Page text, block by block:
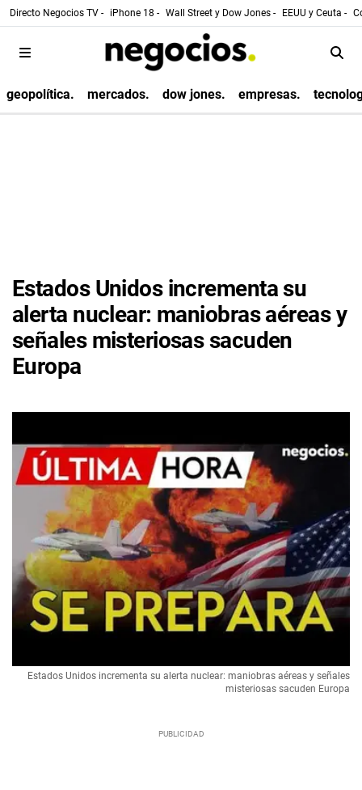
Directo Negocios TV - iPhone 18 - Wall Street y Dow Jones - EEUU y Ceuta -
geopolítica. mercados. dow jones. empresas.
Estados Unidos incrementa su
alerta nuclear: maniobras aéreas y
señales misteriosas sacuden
Europa
Estados Unidos incrementa su alerta nuclear: maniobras aéreas y señales
misteriosas sacuden Europa